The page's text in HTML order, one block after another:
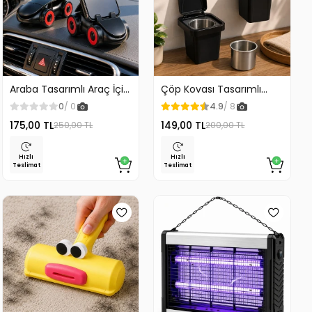
Araba Tasarımlı Araç İçi
Telefon Tutucu 360
Dönebilen Ayarlı
0/ 0
175,00 TL250,00 TL
Hızlı
Teslimat
Çöp Kovası Tasarımlı
Küllük Duvar Masaüstü
ve Araç İçin Uygun
Kullanım
4.9/ 8
149,00 TL200,00 TL
Hızlı
Teslimat